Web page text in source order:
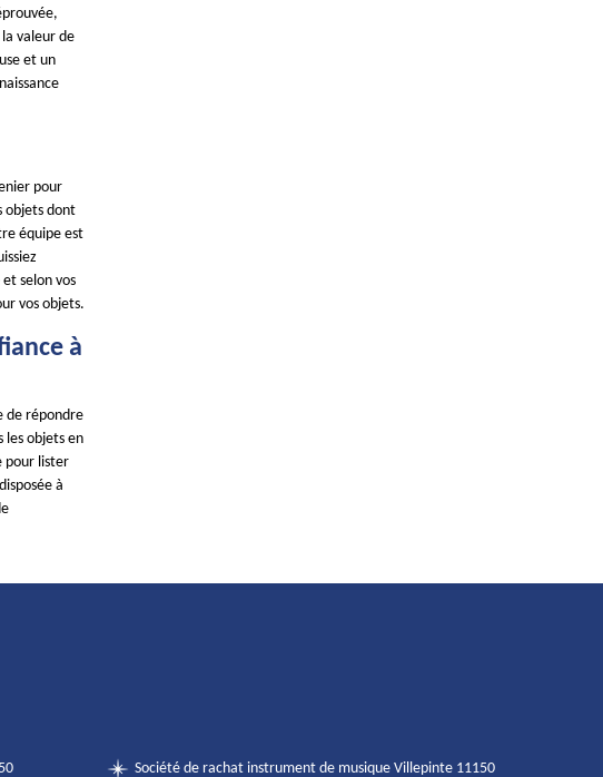
valeur de
et un
pour
objets dont
équipe est
selon vos
vos objets.
à
de répondre
les objets en
pour lister
à
Société de rachat instrument de musique Villepinte 11150